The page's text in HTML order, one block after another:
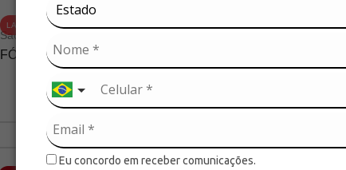
Eu concordo em receber comunicações.
LANÇAMENTO
Sacos de Presente
FÓRMULA KIDS
REF.:206
LANÇAMENTO